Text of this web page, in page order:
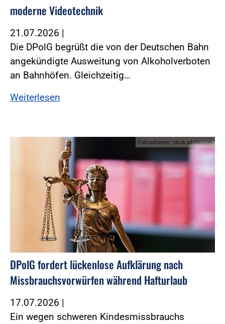
moderne Videotechnik
21.07.2026 |
Die DPolG begrüßt die von der Deutschen Bahn
angekündigte Ausweitung von Alkoholverboten
an Bahnhöfen. Gleichzeitig…
Weiterlesen
Foto:schemev - stock.adobe.com
DPolG fordert lückenlose Aufklärung nach
Missbrauchsvorwürfen während Hafturlaub
17.07.2026 |
Ein wegen schweren Kindesmissbrauchs